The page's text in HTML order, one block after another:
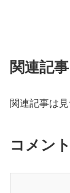
関連記事
関連記事は
コメント